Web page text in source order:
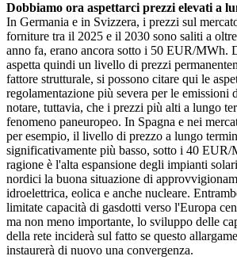
Dobbiamo ora aspettarci prezzi elevati a
In Germania e in Svizzera, i prezzi sul
forniture tra il 2025 e il 2030 sono saliti a
anno fa, erano ancora sotto i 50 EUR/MWh.
aspetta quindi un livello di prezzi
fattore strutturale, si possono citare qui le
regolamentazione più severa per le emissioni
notare, tuttavia, che i prezzi più alti a lungo
fenomeno paneuropeo. In Spagna e nei
per esempio, il livello di prezzo a lungo
significativamente più basso, sotto i 40 EUR/
ragione è l'alta espansione degli impianti
nordici la buona situazione di
idroelettrica, eolica e anche nucleare.
limitate capacità di gasdotti verso l'Europa
ma non meno importante, lo sviluppo delle
della rete inciderà sul fatto se questo
instaurerà di nuovo una convergenza.